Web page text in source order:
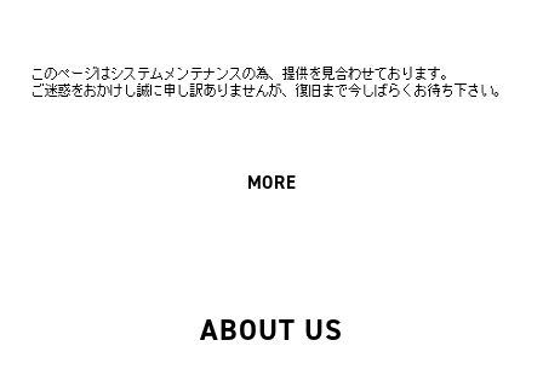
MORE
ABOUT US